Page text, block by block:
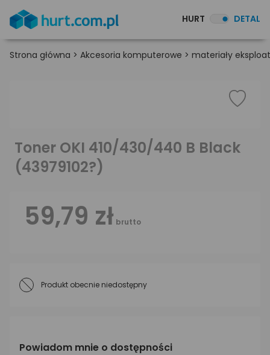
HURT DETAL
Strona główna > Akcesoria komputerowe > materiały
Toner OKI 410/430/440 B Black
(43979102?)
59,79 zł brutto
Produkt obecnie niedostępny
Powiadom mnie o dostępności